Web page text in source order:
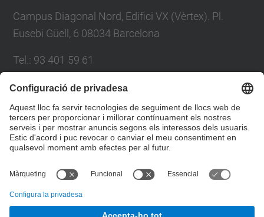
Campus Diagonal Nord, Edifici VX (Vèrtex). Pl.
Eusebi Güell, 6 08034 Barcelona
Tel. : 93 401 59 61
E-mail:info.ccd@upc.edu
Directori UPC
Formulari de contacte
© UPCCentre de Cooperació per al Desenvolupament de la